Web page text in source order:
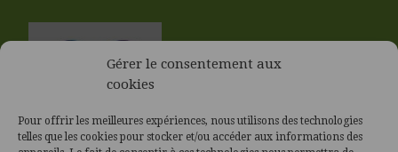
Gérer le consentement aux
cookies
Pour offrir les meilleures expériences, nous utilisons des technologies
telles que les cookies pour stocker et/ou accéder aux informations des